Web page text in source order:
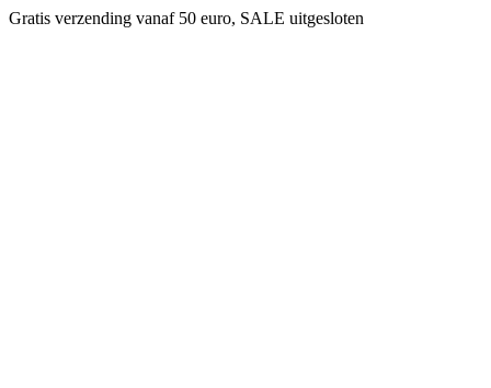
Gratis verzending vanaf 50 euro, SALE uitgesloten